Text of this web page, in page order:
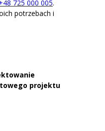
725 000 005.
potrzebach i
projektu